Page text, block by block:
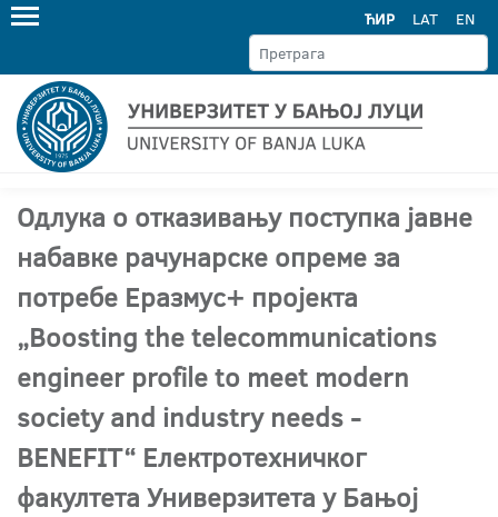
ЋИР LAT EN
Одлука о отказивању поступка јавне
набавке рачунарске опреме за
потребе Еразмус+ пројекта
„Boosting the telecommunications
engineer profile to meet modern
society and industry needs -
BENEFIT“ Електротехничког
факултета Универзитета у Бањој